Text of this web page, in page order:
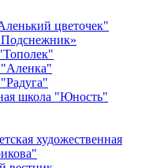
цветочек"
школа "Юность"
художественная